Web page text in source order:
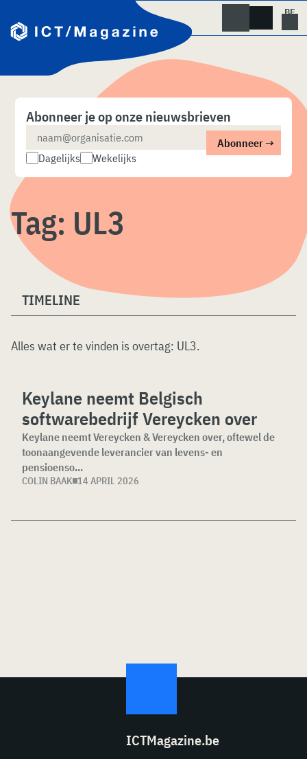
naar
content
Abonneer je op onze nieuwsbrieven
Dagelijks Wekelijks
Tag: UL3
TIMELINE
Alles wat er te vinden is overtag: UL3.
Keylane neemt Belgisch
softwarebedrijf Vereycken over
Keylane neemt Vereycken & Vereycken over, oftewel de
toonaangevende leverancier van levens- en
pensioenso...
COLIN BAAK 14 APRIL 2026
ICTMagazine.be